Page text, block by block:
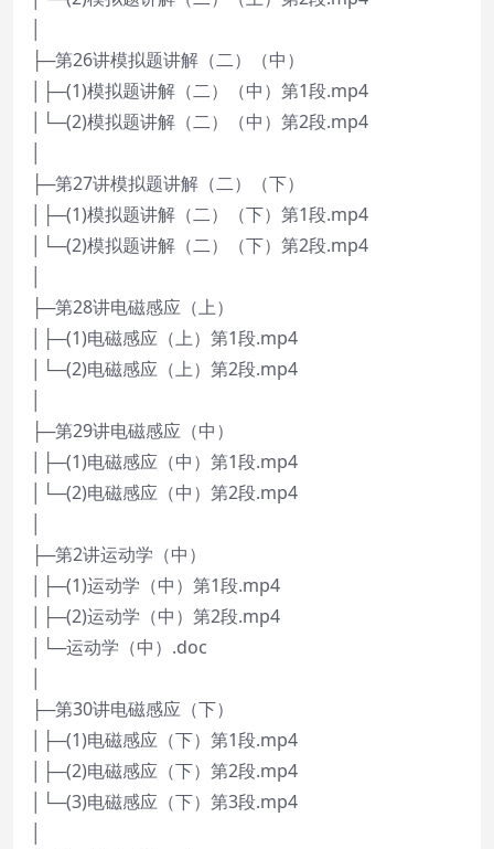
├─第26讲模拟题讲解（二）（中）
│├─(1)模拟题讲解（二）（中）第1段.mp4
│└─(2)模拟题讲解（二）（中）第2段.mp4
├─第27讲模拟题讲解（二）（下）
│├─(1)模拟题讲解（二）（下）第1段.mp4
│└─(2)模拟题讲解（二）（下）第2段.mp4
├─第28讲电磁感应（上）
│├─(1)电磁感应（上）第1段.mp4
│└─(2)电磁感应（上）第2段.mp4
├─第29讲电磁感应（中）
│├─(1)电磁感应（中）第1段.mp4
│└─(2)电磁感应（中）第2段.mp4
├─第2讲运动学（中）
│├─(1)运动学（中）第1段.mp4
│├─(2)运动学（中）第2段.mp4
│└─运动学（中）.doc
├─第30讲电磁感应（下）
│├─(1)电磁感应（下）第1段.mp4
│├─(2)电磁感应（下）第2段.mp4
│└─(3)电磁感应（下）第3段.mp4